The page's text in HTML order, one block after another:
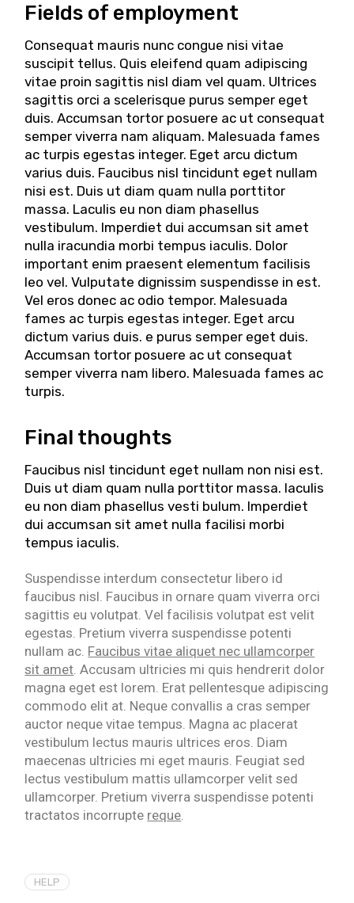
Fields of employment
Consequat mauris nunc congue nisi vitae
suscipit tellus. Quis eleifend quam adipiscing
vitae proin sagittis nisl diam vel quam. Ultrices
sagittis orci a scelerisque purus semper eget
duis. Accumsan tortor posuere ac ut consequat
semper viverra nam aliquam. Malesuada fames
ac turpis egestas integer. Eget arcu dictum
varius duis. Faucibus nisl tincidunt eget nullam
nisi est. Duis ut diam quam nulla porttitor
massa. Laculis eu non diam phasellus
vestibulum. Imperdiet dui accumsan sit amet
nulla iracundia morbi tempus iaculis. Dolor
important enim praesent elementum facilisis
leo vel. Vulputate dignissim suspendisse in est.
Vel eros donec ac odio tempor. Malesuada
fames ac turpis egestas integer. Eget arcu
dictum varius duis. e purus semper eget duis.
Accumsan tortor posuere ac ut consequat
semper viverra nam libero. Malesuada fames ac
turpis.
Final thoughts
Faucibus nisl tincidunt eget nullam non nisi est.
Duis ut diam quam nulla porttitor massa. Iaculis
eu non diam phasellus vesti bulum. Imperdiet
dui accumsan sit amet nulla facilisi morbi
tempus iaculis.
Suspendisse interdum consectetur libero id
faucibus nisl. Faucibus in ornare quam viverra orci
sagittis eu volutpat. Vel facilisis volutpat est velit
egestas. Pretium viverra suspendisse potenti
nullam ac. Faucibus vitae aliquet nec ullamcorper
sit amet. Accusam ultricies mi quis hendrerit dolor
magna eget est lorem. Erat pellentesque adipiscing
commodo elit at. Neque convallis a cras semper
auctor neque vitae tempus. Magna ac placerat
vestibulum lectus mauris ultrices eros. Diam
maecenas ultricies mi eget mauris. Feugiat sed
lectus vestibulum mattis ullamcorper velit sed
ullamcorper. Pretium viverra suspendisse potenti
tractatos incorrupte reque.
HELP